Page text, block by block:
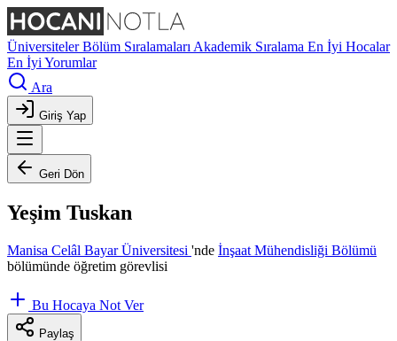
ÜniversitelerBölüm Sıralamaları Akademik Sıralama En İyi Hocalar
En İyi Yorumlar
Ara
Giriş Yap
Geri Dön
Yeşim Tuskan
Manisa Celâl Bayar Üniversitesi 'nde İnşaat Mühendisliği Bölümü
bölümünde öğretim görevlisi
Bu Hocaya Not Ver
Paylaş